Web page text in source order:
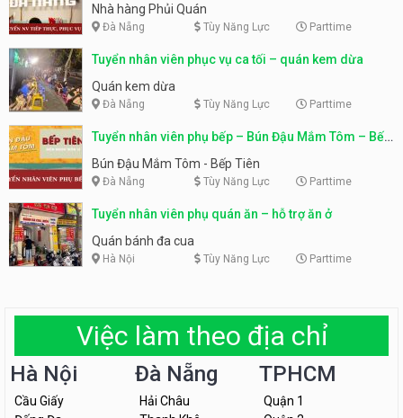
Nhà hàng Phủi Quán
Đà Nẵng Tùy Năng Lực Parttime
Tuyển nhân viên phục vụ ca tối – quán kem dừa
Quán kem dừa
Đà Nẵng Tùy Năng Lực Parttime
Tuyển nhân viên phụ bếp – Bún Đậu Mắm Tôm – Bếp
Tiên
Bún Đậu Mắm Tôm - Bếp Tiên
Đà Nẵng Tùy Năng Lực Parttime
Tuyển nhân viên phụ quán ăn – hỗ trợ ăn ở
Quán bánh đa cua
Hà Nội Tùy Năng Lực Parttime
Việc làm theo địa chỉ
Hà Nội
Cầu Giấy
Đà Nẵng
Hải Châu
TPHCM
Quận 1